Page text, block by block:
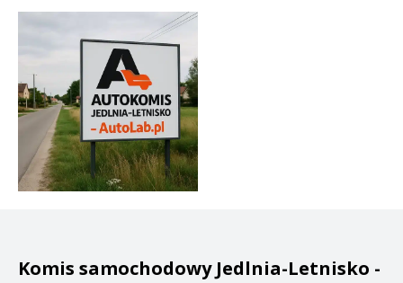
Komis samochodowy Jedlnia-Letnisko -